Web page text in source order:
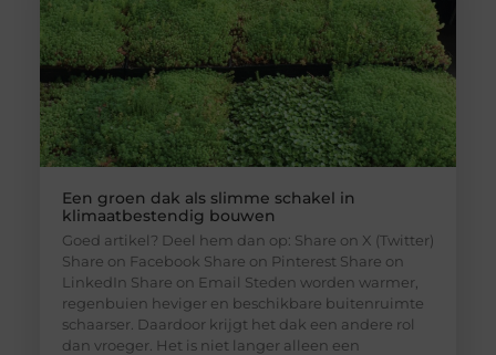
Een groen dak als slimme schakel in
klimaatbestendig bouwen
Goed artikel? Deel hem dan op: Share on X (Twitter)
Share on Facebook Share on Pinterest Share on
LinkedIn Share on Email Steden worden warmer,
regenbuien heviger en beschikbare buitenruimte
schaarser. Daardoor krijgt het dak een andere rol
dan vroeger. Het is niet langer alleen een